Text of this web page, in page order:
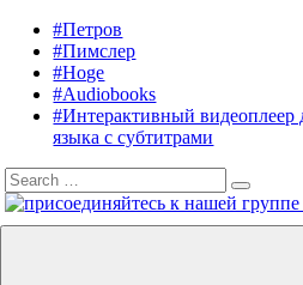
content
Listening
English
Audiobooks
English,
Petrov
English
#Петров
#Пимслер
#Hoge
#Audiobooks
#Интерактивный видеоплеер
языка с субтитрами
Search
for:
Search